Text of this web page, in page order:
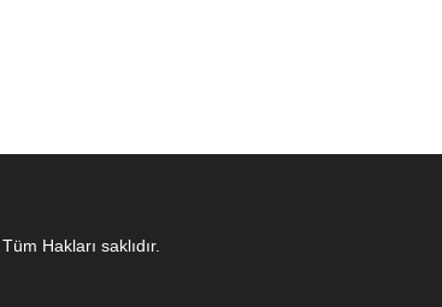
Hakları saklıdır.